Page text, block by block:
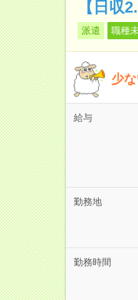
【日収
派遣 職種
少
給与
勤務地
勤務時間